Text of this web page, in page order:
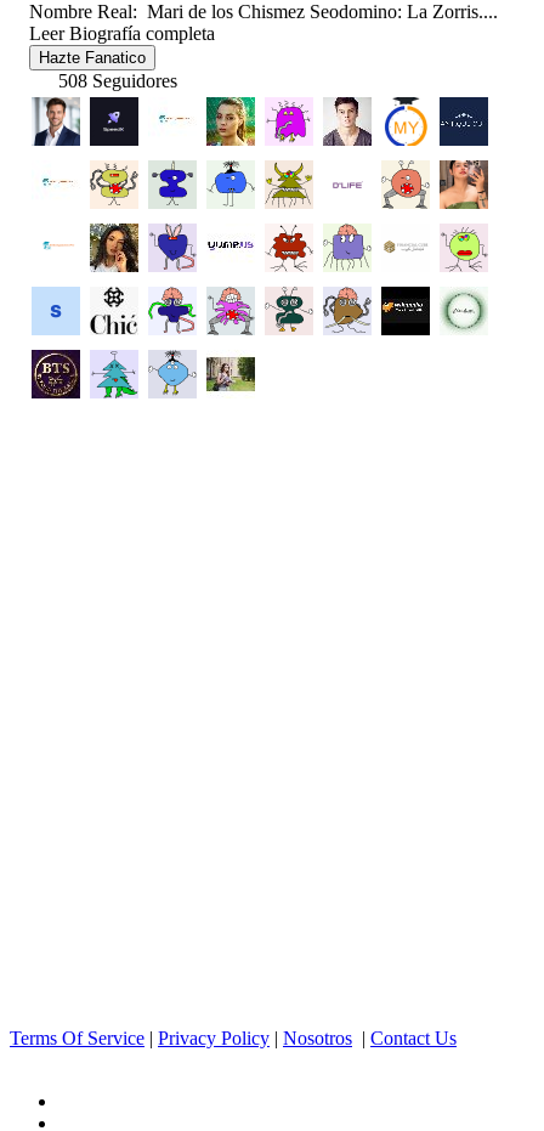
Nombre Real: Mari de los Chismez Seodomino: La Zorris....
Leer Biografía completa
Hazte Fanatico
508 Seguidores
Terms Of Service | Privacy Policy | Nosotros | Contact Us